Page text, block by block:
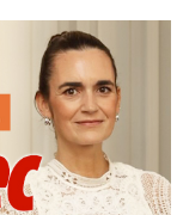
od Ondřeje